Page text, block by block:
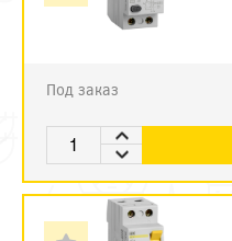
Под заказ